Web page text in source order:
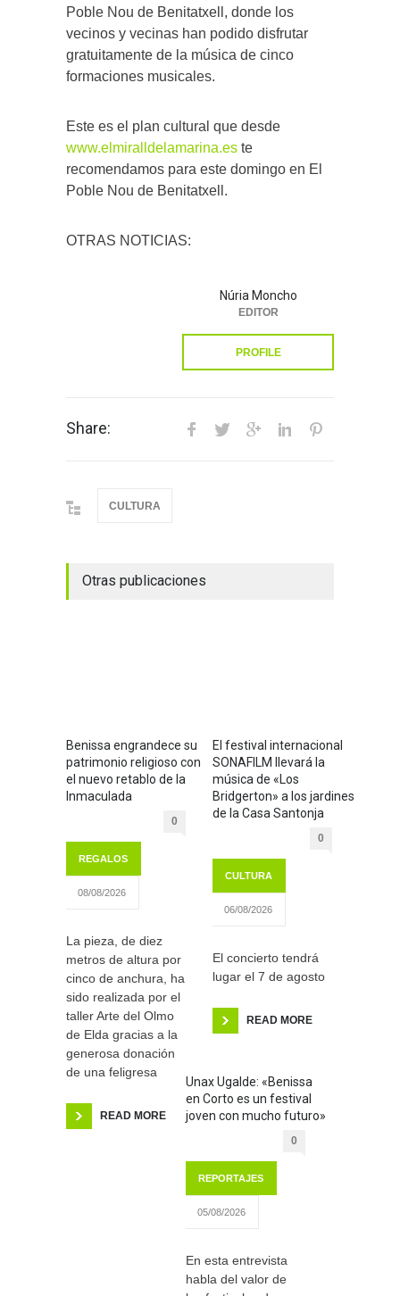
Poble Nou de Benitatxell, donde los
vecinos y vecinas han podido disfrutar
gratuitamente de la música de cinco
formaciones musicales.
Este es el plan cultural que desde
www.elmiralldelamarina.es te
recomendamos para este domingo en El
Poble Nou de Benitatxell.
OTRAS NOTICIAS:
Núria Moncho
EDITOR
PROFILE
Share:
CULTURA
Otras publicaciones
Benissa engrandece su
patrimonio religioso con
el nuevo retablo de la
Inmaculada
0
REGALOS
08/08/2026
La pieza, de diez
metros de altura por
cinco de anchura, ha
sido realizada por el
taller Arte del Olmo
de Elda gracias a la
generosa donación
de una feligresa
READ MORE
El festival internacional
SONAFILM llevará la
música de «Los
Bridgerton» a los jardines
de la Casa Santonja
0
CULTURA
06/08/2026
El concierto tendrá
lugar el 7 de agosto
READ MORE
Unax Ugalde: «Benissa
en Corto es un festival
joven con mucho futuro»
0
REPORTAJES
05/08/2026
En esta entrevista
habla del valor de